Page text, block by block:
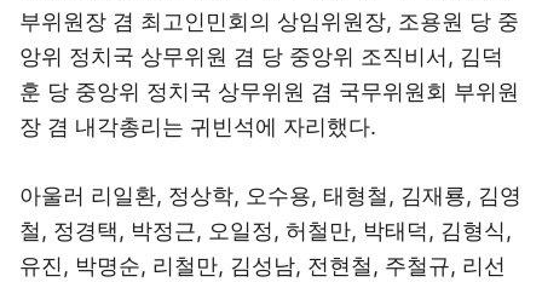
부위원장 겸 최고인민회의 상임위원장, 조용원 당 중
앙위 정치국 상무위원 겸 당 중앙위 조직비서, 김덕
훈 당 중앙위 정치국 상무위원 겸 국무위원회 부위원
장 겸 내각총리는 귀빈석에 자리했다.
아울러 리일환, 정상학, 오수용, 태형철, 김재룡, 김영
철, 정경택, 박정근, 오일정, 허철만, 박태덕, 김형식,
유진, 박명순, 리철만, 김성남, 전현철, 주철규, 리선